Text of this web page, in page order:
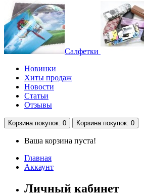
Салфетки
Новинки
Хиты продаж
Новости
Статьи
Отзывы
Корзинапокупок: 0 Корзинапокупок: 0
Ваша корзина пуста!
Главная
Аккаунт
Личный кабинет